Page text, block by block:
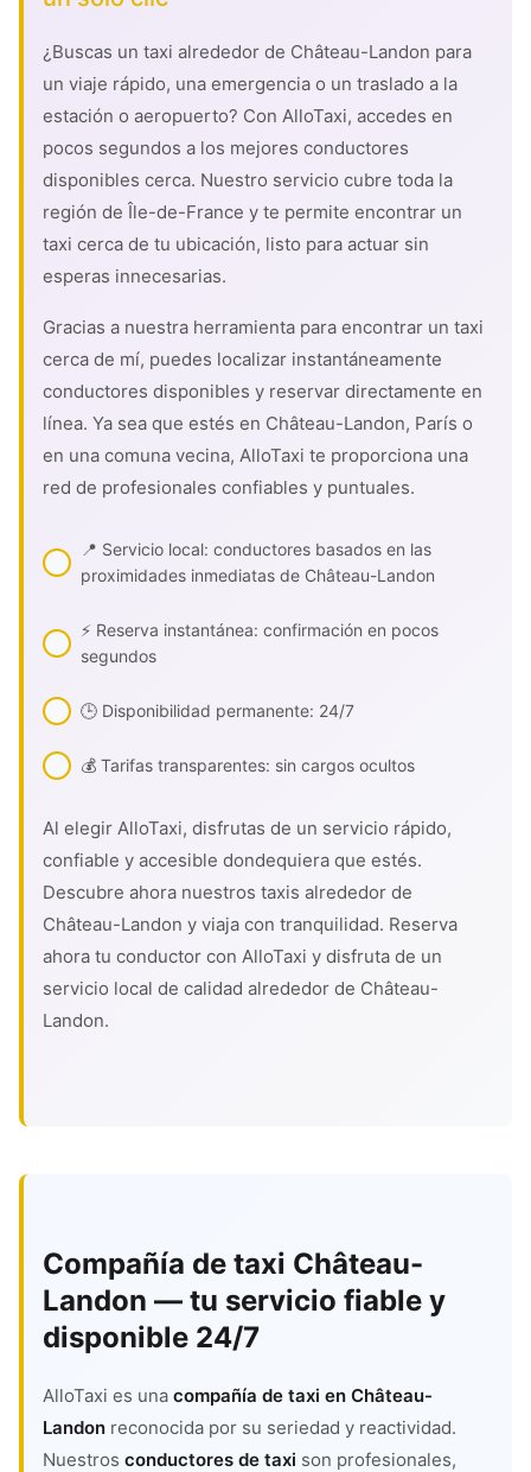
¿Buscas un taxi alrededor de Château-Landon para
un viaje rápido, una emergencia o un traslado a la
estación o aeropuerto? Con AlloTaxi, accedes en
pocos segundos a los mejores conductores
disponibles cerca. Nuestro servicio cubre toda la
región de Île-de-France y te permite encontrar un
taxi cerca de tu ubicación, listo para actuar sin
esperas innecesarias.
Gracias a nuestra herramienta para encontrar un taxi
cerca de mí, puedes localizar instantáneamente
conductores disponibles y reservar directamente en
línea. Ya sea que estés en Château-Landon, París o
en una comuna vecina, AlloTaxi te proporciona una
red de profesionales confiables y puntuales.
📍 Servicio local: conductores basados en las
proximidades inmediatas de Château-Landon
⚡ Reserva instantánea: confirmación en pocos
segundos
🕒 Disponibilidad permanente: 24/7
💰 Tarifas transparentes: sin cargos ocultos
Al elegir AlloTaxi, disfrutas de un servicio rápido,
confiable y accesible dondequiera que estés.
Descubre ahora nuestros taxis alrededor de
Château-Landon y viaja con tranquilidad. Reserva
ahora tu conductor con AlloTaxi y disfruta de un
servicio local de calidad alrededor de Château-
Landon.
Compañía de taxi Château-
Landon — tu servicio fiable y
disponible 24/7
AlloTaxi es una compañía de taxi en Château-
Landon reconocida por su seriedad y reactividad.
Nuestros conductores de taxi son profesionales,